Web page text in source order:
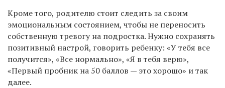
Кроме того, родителю стоит следить за своим
эмоциональным состоянием, чтобы не переносить
собственную тревогу на подростка. Нужно сохранять
позитивный настрой, говорить ребенку: «У тебя все
получится», «Все нормально», «Я в тебя верю»,
«Первый пробник на 50 баллов — это хорошо» и так
далее.